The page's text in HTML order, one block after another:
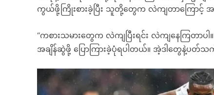
ကွယ်ဖို့ကြိုးစားခဲ့ပြီး သူတို့တွေက လဲကျတာကြော
“ကစားသမားတွေက လဲကျပြီးရင်း လဲကျနေကြတ
အချိန်ဆွဲဖို့ ပြောကြားခဲ့ပုံရပါတယ်။ အဲ့ဒါတွေနဲ့ပတ်သ